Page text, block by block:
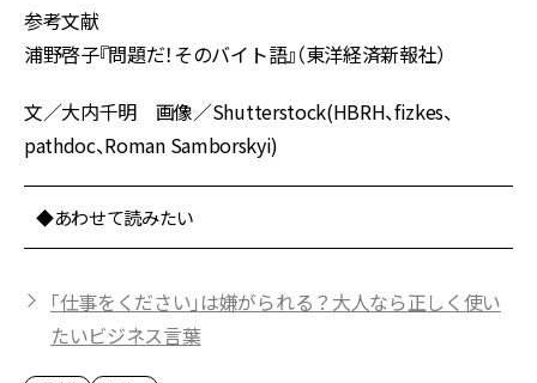
参考文献
浦野啓子『問題だ！そのバイト語』（東洋経済新報社）
文／大内千明 画像／Shutterstock(HBRH、fizkes、
pathdoc、Roman Samborskyi)
◆あわせて読みたい
「仕事をください」は嫌がられる？大人なら正しく使い
たいビジネス言葉